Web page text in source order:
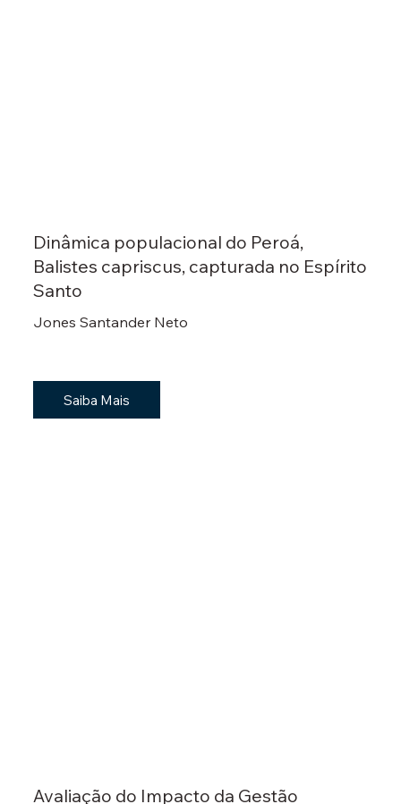
Dinâmica populacional do Peroá,
Balistes capriscus, capturada no Espírito
Santo
Jones Santander Neto
Saiba Mais
Avaliação do Impacto da Gestão